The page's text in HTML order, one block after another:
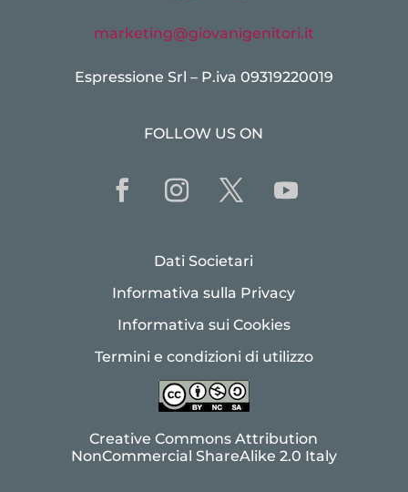
marketing@giovanigenitori.it
Espressione Srl – P.iva 09319220019
FOLLOW US ON
Dati Societari
Informativa sulla Privacy
Informativa sui Cookies
Termini e condizioni di utilizzo
Creative Commons Attribution
NonCommercial ShareAlike 2.0 Italy